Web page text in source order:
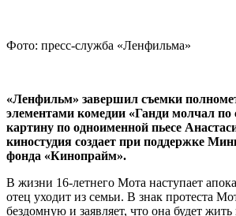
Фото: пресс-служба «Ленфильма»
«Ленфильм» завершил съемки
элементами комедии «Ганди молчал по
картину по одноименной пьесе
киностудия создает при поддержке
фонда «Кинопрайм».
В жизни 16-летнего Мота наступает
отец уходит из семьи. В знак протеста
бездомную и заявляет, что она будет